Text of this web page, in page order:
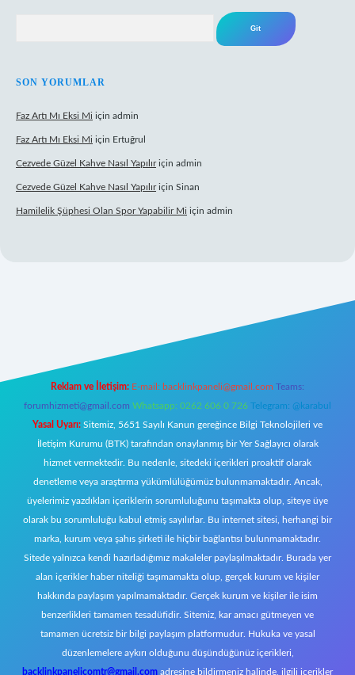
SON YORUMLAR
Faz Artı Mı Eksi Mi için admin
Faz Artı Mı Eksi Mi için Ertuğrul
Cezvede Güzel Kahve Nasıl Yapılıriçin admin
Cezvede Güzel Kahve Nasıl Yapılıriçin Sinan
Hamilelik Şüphesi Olan Spor Yapabilir Mi için admin
Reklam ve İletişim: E-mail: backlinkpaneli@gmail.com Teams:
forumhizmeti@gmail.com Whatsapp: 0262 606 0 726 Telegram: @karabul
Yasal Uyarı: Sitemiz, 5651 Sayılı Kanun gereğince Bilgi Teknolojileri ve
İletişim Kurumu (BTK) tarafından onaylanmış bir Yer Sağlayıcı olarak
hizmet vermektedir. Bu nedenle, sitedeki içerikleri proaktif olarak
denetleme veya araştırma yükümlülüğümüz bulunmamaktadır. Ancak,
üyelerimiz yazdıkları içeriklerin sorumluluğunu taşımakta olup, siteye üye
olarak bu sorumluluğu kabul etmiş sayılırlar. Bu internet sitesi, herhangi bir
marka, kurum veya şahıs şirketi ile hiçbir bağlantısı bulunmamaktadır.
Sitede yalnızca kendi hazırladığımız makaleler paylaşılmaktadır. Burada yer
alan içerikler haber niteliği taşımamakta olup, gerçek kurum ve kişiler
hakkında paylaşım yapılmamaktadır. Gerçek kurum ve kişiler ile isim
benzerlikleri tamamen tesadüfidir. Sitemiz, kar amacı gütmeyen ve
tamamen ücretsiz bir bilgi paylaşım platformudur. Hukuka ve yasal
düzenlemelere aykırı olduğunu düşündüğünüz içerikleri,
backlinkpanelicomtr@gmail.com adresine bildirmeniz halinde, ilgili içerikler